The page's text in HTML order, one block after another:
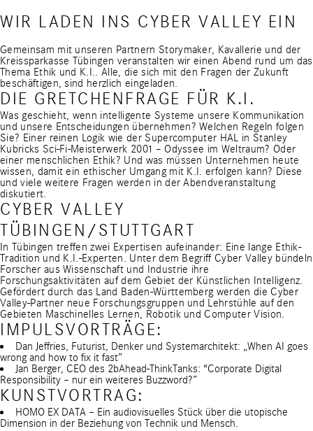
WIR LADEN INS CYBER VALLEY EIN
Gemeinsam mit unseren Partnern Storymaker, Kavallerie und der
Kreissparkasse Tübingen veranstalten wir einen Abend rund um das
Thema Ethik und K.I.. Alle, die sich mit den Fragen der Zukunft
beschäftigen, sind herzlich eingeladen.
DIE GRETCHENFRAGE FÜR K.I.
Was geschieht, wenn intelligente Systeme unsere Kommunikation
und unsere Entscheidungen übernehmen? Welchen Regeln folgen
Sie? Einer reinen Logik wie der Supercomputer HAL in Stanley
Kubricks Sci-Fi-Meisterwerk 2001 – Odyssee im Weltraum? Oder
einer menschlichen Ethik? Und was müssen Unternehmen heute
wissen, damit ein ethischer Umgang mit K.I. erfolgen kann? Diese
und viele weitere Fragen werden in der Abendveranstaltung
diskutiert.
CYBER VALLEY
TÜBINGEN/STUTTGART
In Tübingen treffen zwei Expertisen aufeinander: Eine lange Ethik-
Tradition und K.I.-Experten. Unter dem Begriff Cyber Valley bündeln
Forscher aus Wissenschaft und Industrie ihre
Forschungsaktivitäten auf dem Gebiet der Künstlichen Intelligenz.
Gefördert durch das Land Baden-Württemberg werden die Cyber
Valley-Partner neue Forschungsgruppen und Lehrstühle auf den
Gebieten Maschinelles Lernen, Robotik und Computer Vision.
IMPULSVORTRÄGE:
Dan Jeffries, Futurist, Denker und Systemarchitekt: „When AI goes
wrong and how to fix it fast”
Jan Berger, CEO des 2bAhead-ThinkTanks: “Corporate Digital
Responsibility – nur ein weiteres Buzzword?”
KUNSTVORTRAG:
HOMO EX DATA – Ein audiovisuelles Stück über die utopische
Dimension in der Beziehung von Technik und Mensch.